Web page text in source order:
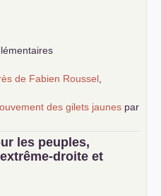
de Fabien Roussel
des gilets jaunes par
le marxisme est la
et ouvrier
les peuples,
droite et